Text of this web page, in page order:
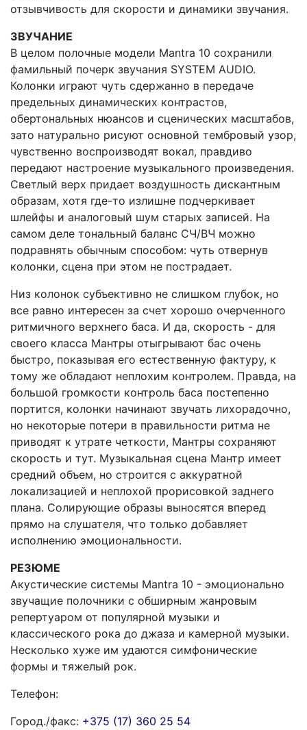
отзывчивость для скорости и динамики звучания.
ЗВУЧАНИЕ
В целом полочные модели Mantra 10 сохранили
фамильный почерк звучания SYSTEM AUDIO.
Колонки играют чуть сдержанно в передаче
предельных динамических контрастов,
обертональных нюансов и сценических масштабов,
зато натурально рисуют основной тембровый узор,
чувственно воспроизводят вокал, правдиво
передают настроение музыкального произведения.
Светлый верх придает воздушность дискантным
образам, хотя где-то излишне подчеркивает
шлейфы и аналоговый шум старых записей. На
самом деле тональный баланс СЧ/ВЧ можно
подравнять обычным способом: чуть отвернув
колонки, сцена при этом не пострадает.
Низ колонок субъективно не слишком глубок, но
все равно интересен за счет хорошо очерченного
ритмичного верхнего баса. И да, скорость - для
своего класса Мантры отыгрывают бас очень
быстро, показывая его естественную фактуру, к
тому же обладают неплохим контролем. Правда, на
большой громкости контроль баса постепенно
портится, колонки начинают звучать лихорадочно,
но некоторые потери в правильности ритма не
приводят к утрате четкости, Мантры сохраняют
скорость и тут. Музыкальная сцена Мантр имеет
средний объем, но строится с аккуратной
локализацией и неплохой прорисовкой заднего
плана. Солирующие образы выносятся вперед
прямо на слушателя, что только добавляет
исполнению эмоциональности.
РЕЗЮМЕ
Акустические системы Mantra 10 - эмоционально
звучащие полочники с обширным жанровым
репертуаром от популярной музыки и
классического рока до джаза и камерной музыки.
Несколько хуже им удаются симфонические
формы и тяжелый рок.
Телефон:
Город./факс: +375 (17) 360 25 54